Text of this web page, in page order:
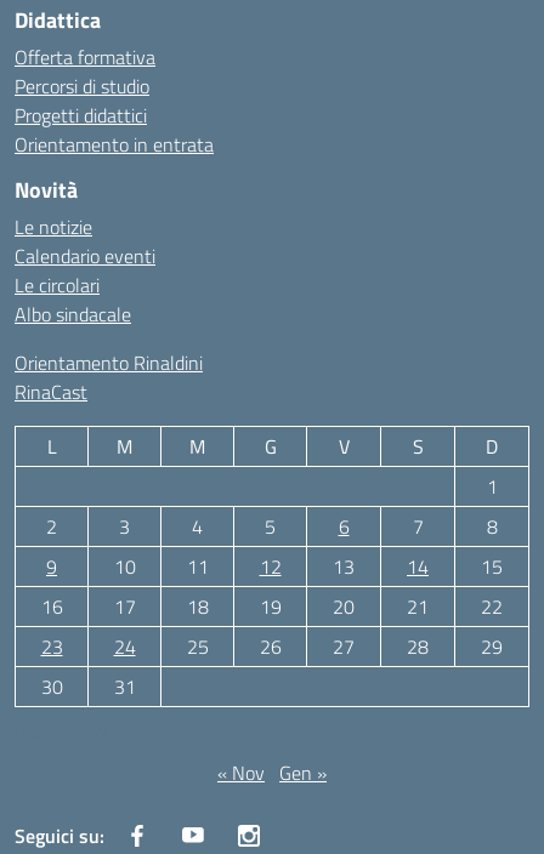
Didattica
Offerta formativa
Percorsi di studio
Progetti didattici
Orientamento in entrata
Novità
Le notizie
Calendario eventi
Le circolari
Albo sindacale
Orientamento Rinaldini
RinaCast
L M M G V S
D
1
2
3 4 5 6 7
8
9
10 11 12 13 14
15
16
17 18 19 20 21
22
23
24 25 26 27 28
29
30
31
« Nov Gen »
Seguici su: